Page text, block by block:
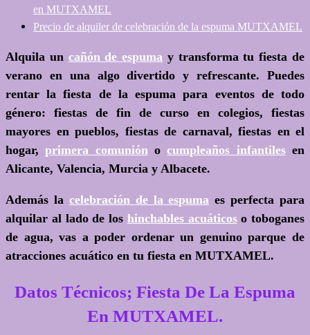
en MUTXAMEL
Precio de alquiler de celebración de la espuma MUTXAMEL
Alquila un cañón de espuma y transforma tu fiesta de
verano en una algo divertido y refrescante. Puedes
rentar la fiesta de la espuma para eventos de todo
género: fiestas de fin de curso en colegios, fiestas
mayores en pueblos, fiestas de carnaval, fiestas en el
hogar,primera comuniónocumpleaños infantilesen
Alicante, Valencia, Murcia y Albacete.
Además la celebración de la espuma es perfecta para
alquilar al lado de los hinchables acuáticoso toboganes
de agua, vas a poder ordenar un genuino parque de
atracciones acuático en tu fiesta en MUTXAMEL.
Datos Técnicos; Fiesta De La Espuma
En MUTXAMEL.